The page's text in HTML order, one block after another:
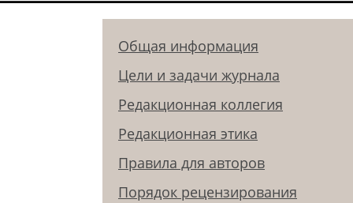
Общая информация
Цели и задачи журнала
Редакционная коллегия
Редакционная этика
Правила для авторов
Порядок рецензирования